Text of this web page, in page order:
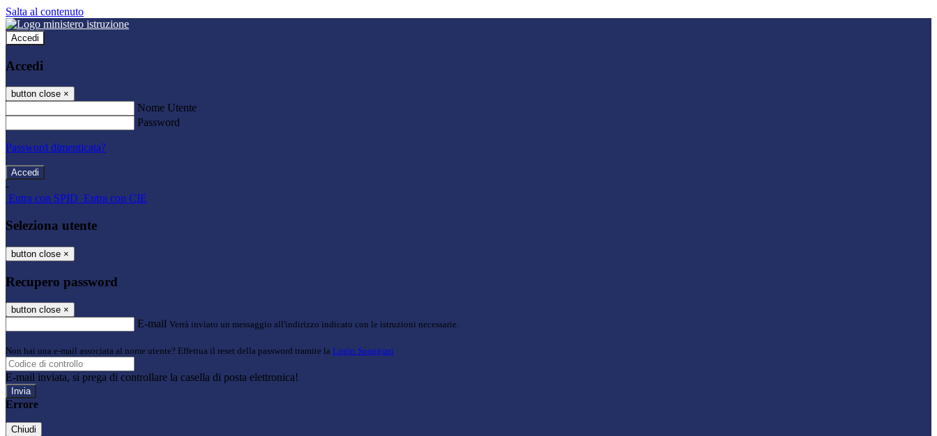
Salta al contenuto
Accedi
Accedi
button close ×
Nome Utente
Password
Password dimenticata?
-
Entra con SPID Entra con CIE
Seleziona utente
button close ×
Recupero password
button close ×
E-mail Verrà inviato un messaggio all'indirizzo indicato con le istruzioni necessarie.
Non hai una e-mail associata al nome utente? Effettua il reset della password tramite la Login Spaggiari
E-mail inviata, si prega di controllare la casella di posta elettronica!
Errore
Chiudi